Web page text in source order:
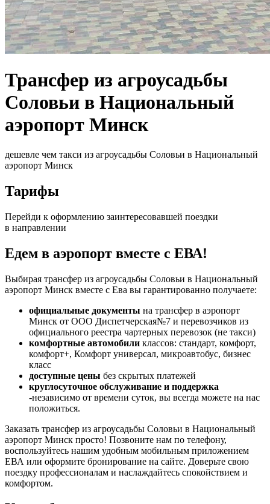
Трансфер из агроусадьбы
Соловьи в Национальный
аэропорт Минск
дешевле чем такси из агроусадьбы Соловьи в Национальный
аэропорт Минск
Тарифы
Перейди к оформлению заинтересовавшей поездки
в направлении
Едем в аэропорт вместе с ЕВА!
Выбирая трансфер из агроусадьбы Соловьи в Национальный
аэропорт Минск вместе с Ева вы гарантированно получаете:
официальные документы на трансфер в аэропорт
Минск от ООО Диспетчерская№7 и перевозчиков из
официального реестра чартерных перевозок (не такси)
комфортные автомобили классов: стандарт, комфорт,
комфорт+, Комфорт универсал, микроавтобус, бизнес
класс
доступные цены без скрытых платежей
круглосуточное обслуживание и поддержка
-независимо от времени суток, вы всегда можете на нас
положиться.
Заказать трансфер из агроусадьбы Соловьи в Национальный
аэропорт Минск просто! Позвоните нам по телефону,
воспользуйтесь нашим удобным мобильным приложением
ЕВА или оформите бронирование на сайте. Доверьте свою
поездку профессионалам и наслаждайтесь спокойствием и
комфортом.